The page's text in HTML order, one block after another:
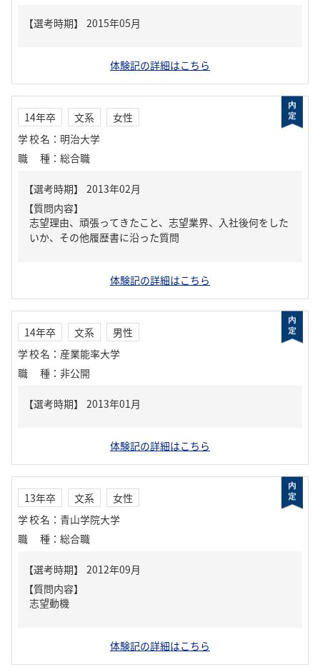
体験記の詳細はこちら
14年卒 文系
女性
学校名 ： 明治大学
職種 ： 総合職
【質問内容】
志望理由、頑張ってきたこと、志望業界、入社後何をした
いか、その他履歴書に沿った質問
体験記の詳細はこちら
14年卒 文系
男性
学校名 ： 産業能率大学
職種 ： 非公開
体験記の詳細はこちら
13年卒 文系
女性
学校名 ： 青山学院大学
職種 ： 総合職
【質問内容】
志望動機
体験記の詳細はこちら